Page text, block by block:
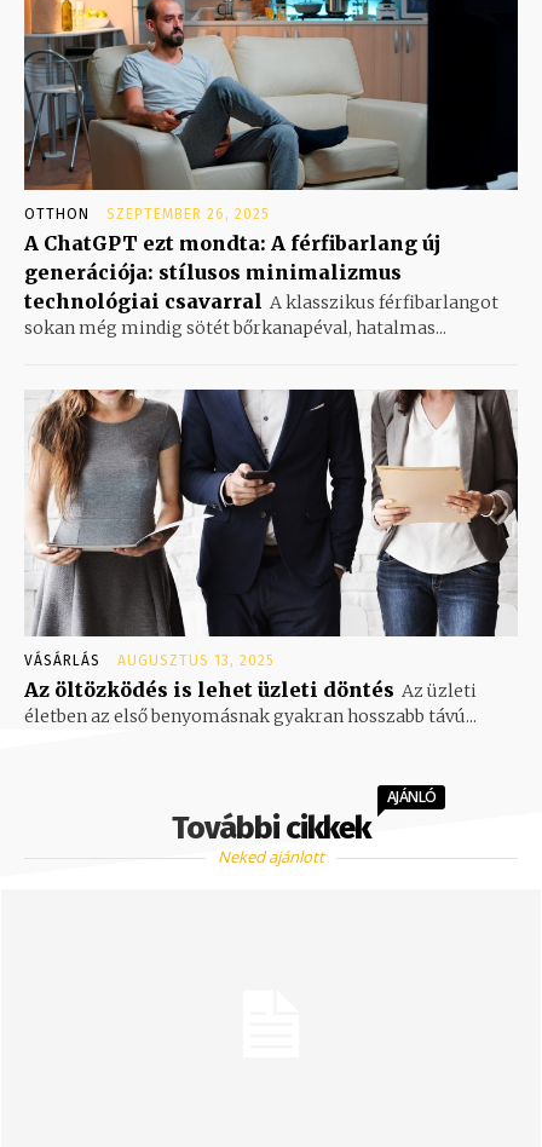
OTTHON SZEPTEMBER 26, 2025
A ChatGPT ezt mondta: A férfibarlang új
generációja: stílusos minimalizmus
technológiai csavarral A klasszikus férfibarlangot
sokan még mindig sötét bőrkanapéval, hatalmas...
VÁSÁRLÁS AUGUSZTUS 13, 2025
Az öltözködés is lehet üzleti döntés Az üzleti
életben az első benyomásnak gyakran hosszabb távú...
További cikkek
AJÁNLÓ
Neked ajánlott